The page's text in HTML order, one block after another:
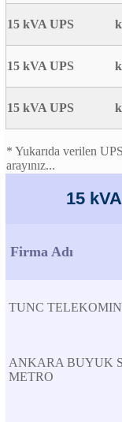
15 kVA UPS
15 kVA UPS
15 kVA UPS
* Yukarıda verilen
arayınız...
15
Firma Adı
TUNC
ANKARA BUYUK
METRO